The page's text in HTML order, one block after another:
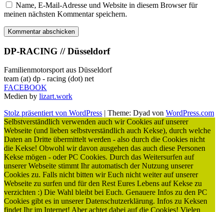
Name, E-Mail-Adresse und Website in diesem Browser für
meinen nächsten Kommentar speichern.
DP-RACING // Düsseldorf
Familienmotorsport aus Düsseldorf
team (at) dp - racing (dot) net
FACEBOOK
Medien by lizart.work
Stolz präsentiert von WordPress | Theme: Dyad von WordPress.com
Selbstverständlich verwenden auch wir Cookies auf unserer
Webseite (und lieben selbstverständlich auch Kekse), durch welche
Daten an Dritte übermittelt werden - also durch die Cookies nicht
die Kekse! Obwohl wir davon ausgehen das auch diese Personen
Kekse mögen - oder PC Cookies. Durch das Weitersurfen auf
unserer Webseite stimmt Ihr automatisch der Nutzung unserer
Cookies zu. Falls nicht bitten wir Euch nicht weiter auf unserer
Webseite zu surfen und für den Rest Eures Lebens auf Kekse zu
verzichten :) Die Wahl bleibt bei Euch. Genauere Infos zu den PC
Cookies gibt es in unserer Datenschutzerklärung. Infos zu Keksen
findet Ihr im Internet! Aber achtet dabei auf die Cookies! Vielen